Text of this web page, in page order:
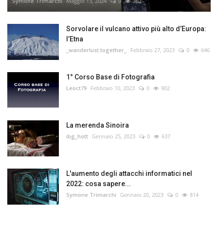
Sorvolare il vulcano attivo più alto d’Europa:
l’Etna
_wanderlust.together_ Febbraio 27, 2023 0 646
1° Corso Base di Fotografia
Leoct79 Febbraio 10, 2023 0 902
La merenda Sinoira
ibg_hott Gennaio 25, 2023 0 637
L'aumento degli attacchi informatici nel
2022: cosa sapere...
Symone Trimarchi Gennaio 20, 2023 0 814